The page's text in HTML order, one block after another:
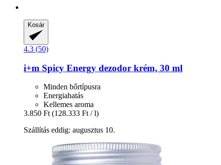
Kosár
4.3 (50)
i+m Spicy Energy dezodor krém, 30 ml
Minden bőrtípusra
Energiahatás
Kellemes aroma
3.850 Ft (128.333 Ft / l)
Szállítás eddig: augusztus 10.